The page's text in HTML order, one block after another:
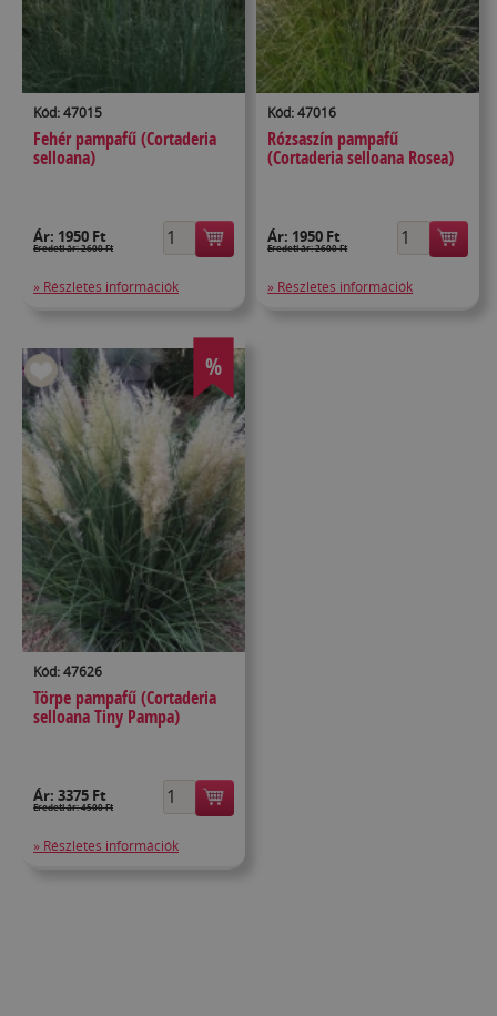
Kód: 47015
Fehér pampafű (Cortaderia
selloana)
Ár: 1950 Ft
Eredeti ár: 2600 Ft
» Részletes információk
Kód: 47016
Rózsaszín pampafű
(Cortaderia selloana Rosea)
Ár: 1950 Ft
Eredeti ár: 2600 Ft
» Részletes információk
%
Kód: 47626
Törpe pampafű (Cortaderia
selloana Tiny Pampa)
Ár: 3375 Ft
Eredeti ár: 4500 Ft
» Részletes információk